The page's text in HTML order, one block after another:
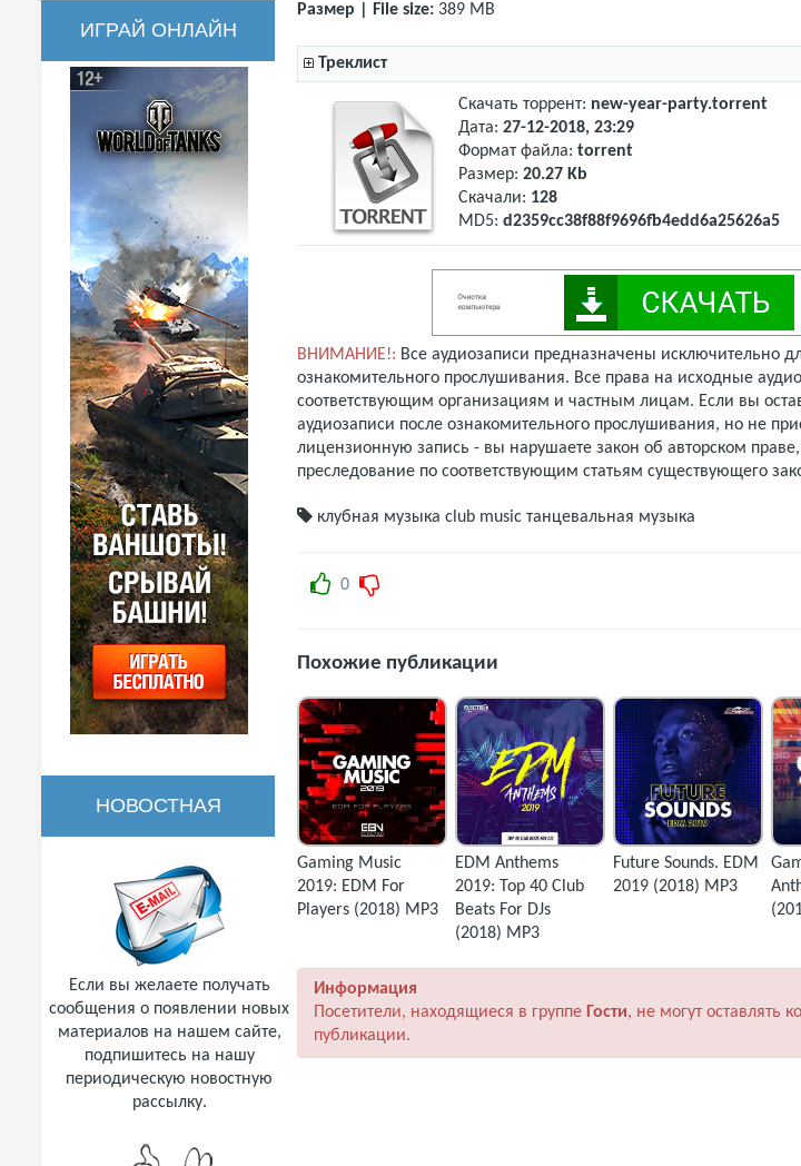
ИГРАЙ ОНЛАЙН
НОВОСТНАЯ
РАССЫЛКА
Если вы желаете получать
сообщения о появлении новых
материалов на нашем сайте,
подпишитесь на нашу
периодическую новостную
рассылку.
Размер | File size: 389 MB
Треклист
Скачать торрент: new-year-party.torrent
Дата: 27-12-2018, 23:29
Формат файла: torrent
Размер: 20.27 Kb
Скачали: 128
MD5: d2359cc38f88f9696fb4edd6a25626a5
ВНИМАНИЕ!: Все аудиозаписи предназначены исключительно
ознакомительного прослушивания. Все права на исходные
соответствующим организациям и частным лицам. Если вы
аудиозаписи после ознакомительного прослушивания, но не
лицензионную запись - вы нарушаете закон об авторском
преследование по соответствующим статьям существующего
клубная музыка club music танцевальная музыка
0
Похожие публикации
Gaming Music
2019: EDM For
Players (2018) MP3
EDM Anthems
2019: Top 40 Club
Beats For DJs
(2018) MP3
Future Sounds. EDM
2019 (2018) MP3
Информация
Посетители, находящиеся в группе Гости, не могут оставлять
публикации.